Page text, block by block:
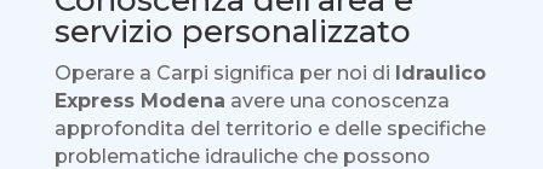
servizio personalizzato
Operare a Carpi significa per noi di Idraulico
Express Modena avere una conoscenza
approfondita del territorio e delle specifiche
problematiche idrauliche che possono